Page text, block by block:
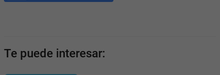
Te puede interesar: